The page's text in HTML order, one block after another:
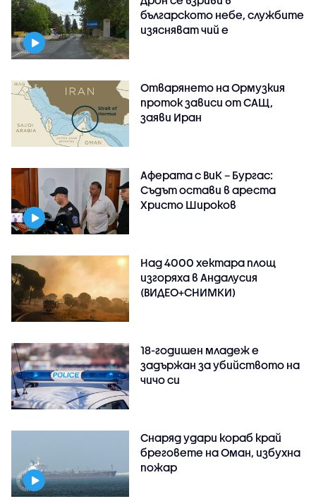
българското небе, службите
изясняват чий е
Отварянето на Ормузкия
проток зависи от САЩ,
заяви Иран
Аферата с ВиК – Бургас:
Съдът остави в ареста
Христо Широков
Над 4000 хектара площ
изгоряха в Андалусия
(ВИДЕО+СНИМКИ)
18-годишен младеж е
задържан за убийството на
чичо си
Снаряд удари кораб край
бреговете на Оман, избухна
пожар